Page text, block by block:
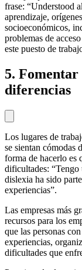
frase: “Understood
aprendizaje,
socioeconómicos,
problemas de
este puesto de
5. Fomentar
diferencias
Los lugares de
se sientan cómodas
forma de hacerlo es
dificultades: “Tengo
dislexia ha sido
experiencias”.
Las empresas más
recursos para los
que las personas
experiencias,
dificultades que